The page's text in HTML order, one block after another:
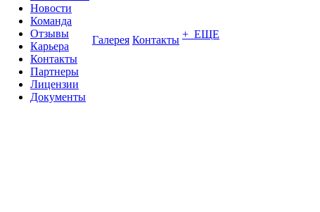
Новости
Команда
Отзывы
Карьера
Контакты
Партнеры
Лицензии
Документы
Галерея Контакты + ЕЩЕ